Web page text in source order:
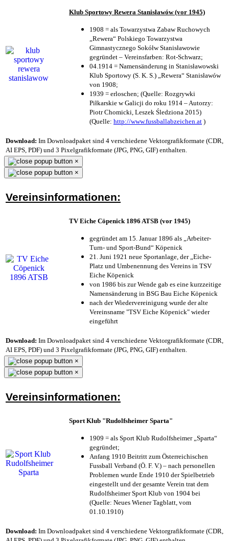
Klub Sportowy Rewera Stanisławów (vor 1945)
1908 = als Towarzystwa Zabaw Ruchowych
„Rewera“ Polskiego Towarzystwa
Gimnastycznego Sokółw Stanisławowie
gegründet – Vereinsfarben: Rot-Schwarz;
04.1914 = Namensänderung in Stanisławowski
Klub Sportowy (S. K. S.) „Rewera“ Stanisławów
von 1908;
1939 = erloschen; (Quelle: Rozgrywki
Piłkarskie w Galicji do roku 1914 – Autorzy:
Piotr Chomicki, Leszek Śledziona 2015)
(Quelle: http://www.fussballabzeichen.at )
Download: Im Downloadpaket sind 4 verschiedene Vektorgrafikformate (CDR,
AI EPS, PDF) und 3 Pixelgrafikformate (JPG, PNG, GIF) enthalten.
×
×
Vereinsinformationen:
TV Eiche Cöpenick 1896 ATSB (vor 1945)
gegründet am 15. Januar 1896 als „Arbeiter-
Turn- und Sport-Bund“ Köpenick
21. Juni 1921 neue Sportanlage, der „Eiche-
Platz und Umbenennung des Vereins in TSV
Eiche Köpenick
von 1986 bis zur Wende gab es eine kurzzeitige
Namensänderung in BSG Bau Eiche Köpenick
nach der Wiedervereinigung wurde der alte
Vereinsname "TSV Eiche Köpenick" wieder
eingeführt
Download: Im Downloadpaket sind 4 verschiedene Vektorgrafikformate (CDR,
AI EPS, PDF) und 3 Pixelgrafikformate (JPG, PNG, GIF) enthalten.
×
×
Vereinsinformationen:
Sport Klub "Rudolfsheimer Sparta"
1909 = als Sport Klub Rudolfsheimer „Sparta“
gegründet;
Anfang 1910 Beitritt zum Österreichischen
Fussball Verband (Ö. F. V.) – nach personellen
Problemen wurde Ende 1910 der Spielbetrieb
eingestellt und der gesamte Verein trat dem
Rudolfsheimer Sport Klub von 1904 bei
(Quelle: Neues Wiener Tagblatt, vom
01.10.1910)
Download: Im Downloadpaket sind 4 verschiedene Vektorgrafikformate (CDR,